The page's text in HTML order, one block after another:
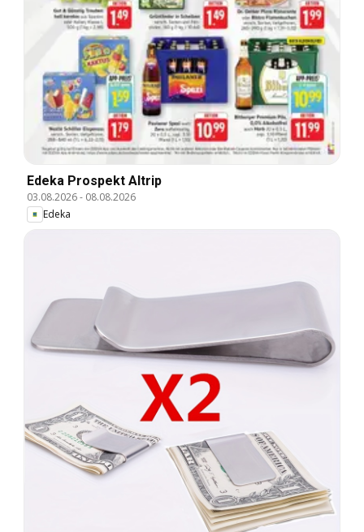
Edeka Prospekt Altrip
03.08.2026- 08.08.2026
Edeka